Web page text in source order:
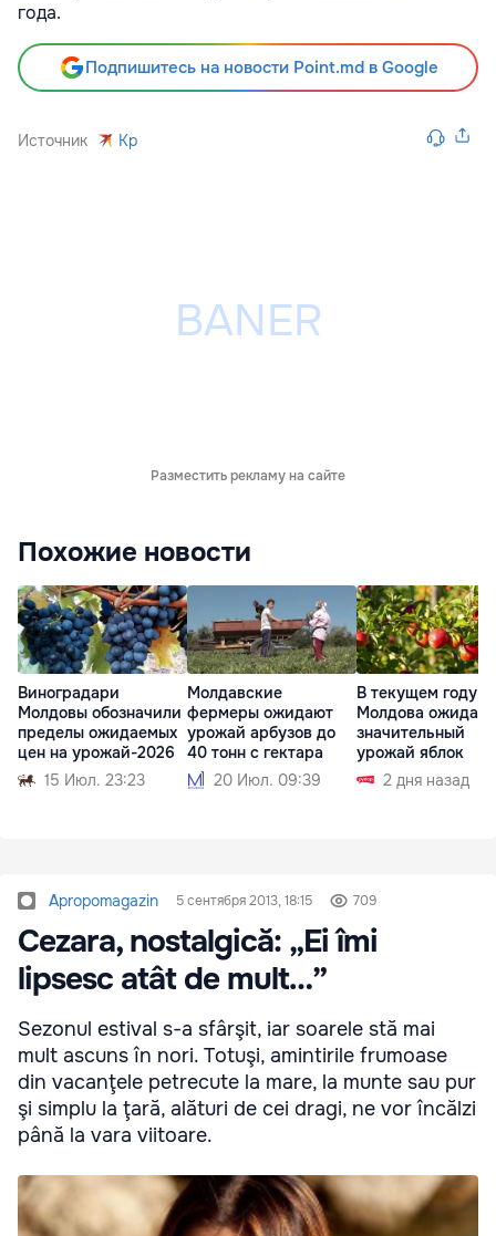
года.
Подпишитесь на новости Point.md в Google
Источник Kp
Разместить рекламу на сайте
Похожие новости
Виноградари
Молдовы обозначили
пределы ожидаемых
цен на урожай-2026
15 Июл. 23:23
Молдавские
фермеры ожидают
урожай арбузов до
40 тонн с гектара
20 Июл. 09:39
В текущем году
Молдова ожидает
значительный
урожай яблок
2 дня назад
Apropomagazin 5 сентября 2013, 18:15 709
Cezara, nostalgică: „Ei îmi
lipsesc atât de mult…”
Sezonul estival s-a sfârşit, iar soarele stă mai
mult ascuns în nori. Totuşi, amintirile frumoase
din vacanţele petrecute la mare, la munte sau pur
şi simplu la ţară, alături de cei dragi, ne vor încălzi
până la vara viitoare.